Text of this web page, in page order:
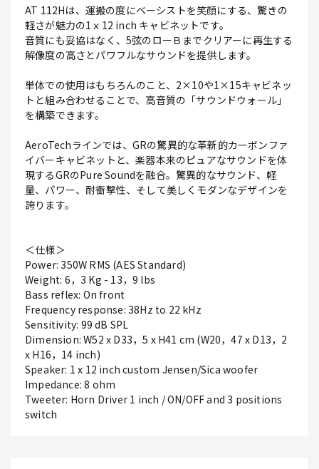
AT 112Hは、運搬の度にベーシストを笑顔にする、驚きの
軽さが魅力の1ｘ12 inch キャビネットです。
音質にも妥協はなく、5弦のローＢまでクリアーに再生する
解像度の高さとパワフルなサウンドを提供します。
単体での使用はもちろんのこと、2×10や1×15キャビネッ
トと組み合わせることで、高音質の「サウンドウォール」
を構築できます。
AeroTechラインでは、GRの驚異的な革新的カーボンファ
イバーキャビネットと、楽器本来のピュアなサウンドを体
現するGRのPure Soundを融合。驚異的なサウンド、軽
量、パワー、耐衝撃性、そして美しくモダンなデザインを
誇ります。
＜仕様＞
Power: 350W RMS (AES Standard)
Weight: 6，3 Kg - 13，9 lbs
Bass reflex: On front
Frequency response: 38Hz to 22 kHz
Sensitivity: 99 dB SPL
Dimension: W52 x D33，5 x H41 cm (W20，47 x D13，2
x H16，14 inch)
Speaker: 1 x 12 inch custom Jensen/Sica woofer
Impedance: 8 ohm
Tweeter: Horn Driver 1 inch / ON/OFF and 3 positions
switch